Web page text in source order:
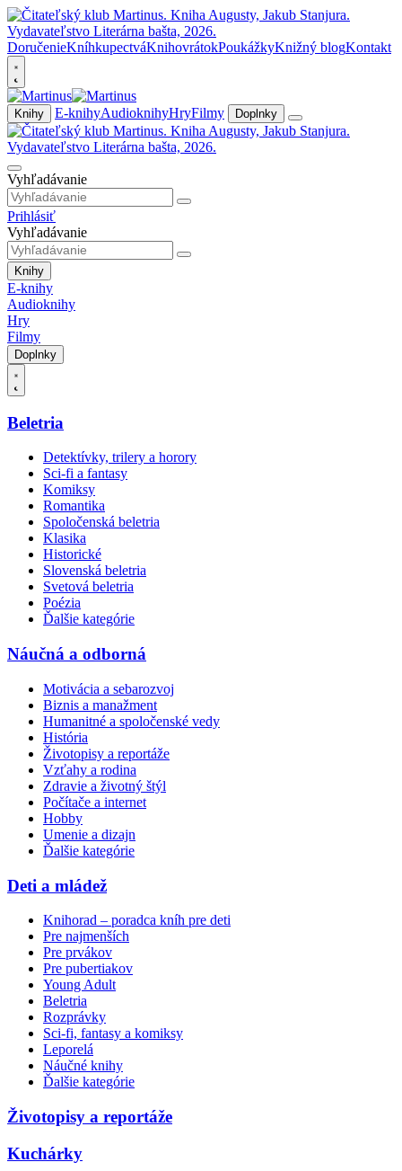
DoručenieKníhkupectváKnihovrátokPoukážkyKnižný blogKontakt
Knihy E-knihyAudioknihyHryFilmy Doplnky
Vyhľadávanie
Prihlásiť
Vyhľadávanie
Knihy
E-knihy
Audioknihy
Hry
Filmy
Doplnky
Beletria
Detektívky, trilery a horory
Sci-fi a fantasy
Komiksy
Romantika
Spoločenská beletria
Klasika
Historické
Slovenská beletria
Svetová beletria
Poézia
Ďalšie kategórie
Náučná a odborná
Motivácia a sebarozvoj
Biznis a manažment
Humanitné a spoločenské vedy
História
Životopisy a reportáže
Vzťahy a rodina
Zdravie a životný štýl
Počítače a internet
Hobby
Umenie a dizajn
Ďalšie kategórie
Deti a mládež
Knihorad – poradca kníh pre deti
Pre najmenších
Pre prvákov
Pre pubertiakov
Young Adult
Beletria
Rozprávky
Sci-fi, fantasy a komiksy
Leporelá
Náučné knihy
Ďalšie kategórie
Životopisy a reportáže
Kuchárky